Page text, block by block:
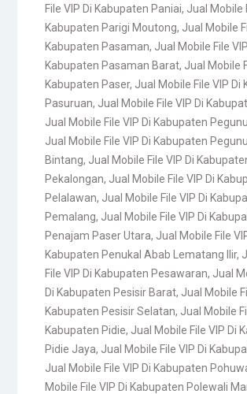
File VIP Di Kabupaten Paniai, Jual Mobile
Kabupaten Parigi Moutong, Jual Mobile
Kabupaten Pasaman, Jual Mobile File
Kabupaten Pasaman Barat, Jual Mobile
Kabupaten Paser, Jual Mobile File VIP Di
Pasuruan, Jual Mobile File VIP Di
Jual Mobile File VIP Di Kabupaten
Jual Mobile File VIP Di Kabupaten
Bintang, Jual Mobile File VIP Di
Pekalongan, Jual Mobile File VIP Di
Pelalawan, Jual Mobile File VIP Di
Pemalang, Jual Mobile File VIP Di
Penajam Paser Utara, Jual Mobile File
Kabupaten Penukal Abab Lematang Ilir,
File VIP Di Kabupaten Pesawaran, Jual
Di Kabupaten Pesisir Barat, Jual Mobile
Kabupaten Pesisir Selatan, Jual Mobile
Kabupaten Pidie, Jual Mobile File VIP Di
Pidie Jaya, Jual Mobile File VIP Di
Jual Mobile File VIP Di Kabupaten
Mobile File VIP Di Kabupaten Polewali